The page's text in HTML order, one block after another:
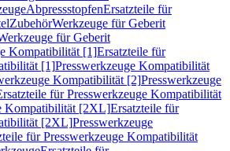
AbpressstopfenErsatzteile für
ZubehörWerkzeuge für Geberit
für Geberit
Kompatibilität [1]Ersatzteile für
[1]Presswerkzeuge Kompatibilität
Kompatibilität [2]Presswerkzeuge
für Presswerkzeuge Kompatibilität
Kompatibilität [2XL]Ersatzteile für
[2XL]Presswerkzeuge
für Presswerkzeuge Kompatibilität